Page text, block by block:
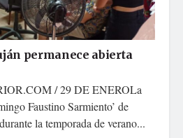
permanece abierta
/ 29 DE ENEROLa
Faustino Sarmiento’ de
la temporada de verano...